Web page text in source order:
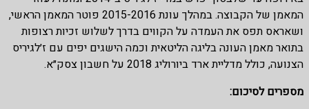
המאמן של הקבוצה. במהלך עונת 2015-2016 פוטר המאמן הראשי,
ושאראס תפס את העמדה על הקווים בדרך לשלוש זכיות רצופות
בתואר מאמן העונה בליגה הליטאית וכמה הישגים יפים עם ז׳לגיריס
הצנועה, כולל מדליית ארד ביורוליג 2018 על חשבון צסק״א.
מספרים לסיכום: